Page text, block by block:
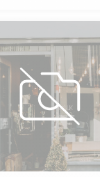
tertiaire ou
des autorisations
à l’activité
ce lot permet
et adapté à
sera proposé
en exploitation
techniques prévues
: 287 800 € TVA :
: 341
Bâtiment : E Un